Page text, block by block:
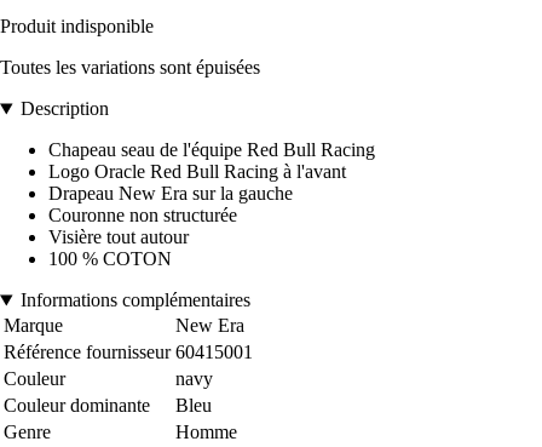
Produit indisponible
Toutes les variations sont épuisées
Description
Chapeau seau de l'équipe Red Bull Racing
Logo Oracle Red Bull Racing à l'avant
Drapeau New Era sur la gauche
Couronne non structurée
Visière tout autour
100 % COTON
Informations complémentaires
Marque
New Era
Référence fournisseur 60415001
Couleur
navy
Couleur dominante
Bleu
Genre
Homme